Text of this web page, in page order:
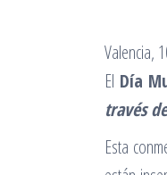
Valencia,
El Día
través
Esta